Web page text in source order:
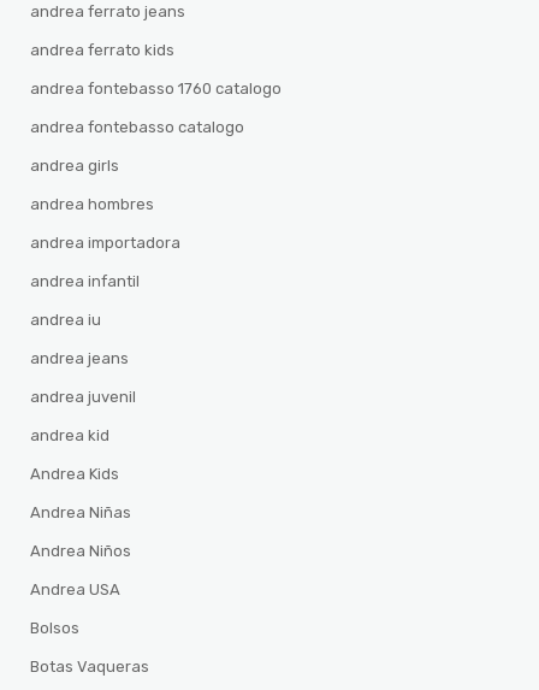
andrea ferrato jeans
andrea ferrato kids
andrea fontebasso 1760 catalogo
andrea fontebasso catalogo
andrea girls
andrea hombres
andrea importadora
andrea infantil
andrea iu
andrea jeans
andrea juvenil
andrea kid
Andrea Kids
Andrea Niñas
Andrea Niños
Andrea USA
Bolsos
Botas Vaqueras